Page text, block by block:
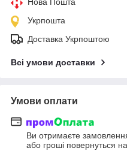
Укрпошта
Доставка Укрпоштою
Всі умови доставки
Умови оплати
Ви отримаєте
або гроші повернуться